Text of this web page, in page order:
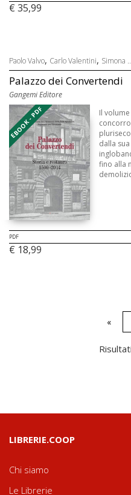
€ 35,99
Paolo Valvo, Carlo Valentini, Simona
Palazzo dei Convertendi
Gangemi Editore
EBOOK - PDF
Il
dalla
fino alla
PDF
€ 18,99
«
LIBRERIE.COOP
Chi siamo
Le Librerie